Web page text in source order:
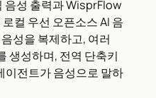
음성 출력과 WisprFlow
컬 우선 오픈소스 AI 음
성을 복제하고, 여러
생성하며, 전역 단축키
전트가 음성으로 말하